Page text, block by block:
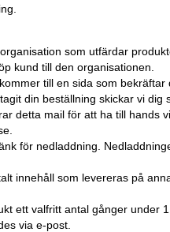
som utfärdar
kund till den organisationen.
till en sida som bekräftar
din beställning skickar vi dig
detta mail för att ha till hands
för nedladdning.
innehåll som levereras på
ett valfritt antal gånger under
via e-post.